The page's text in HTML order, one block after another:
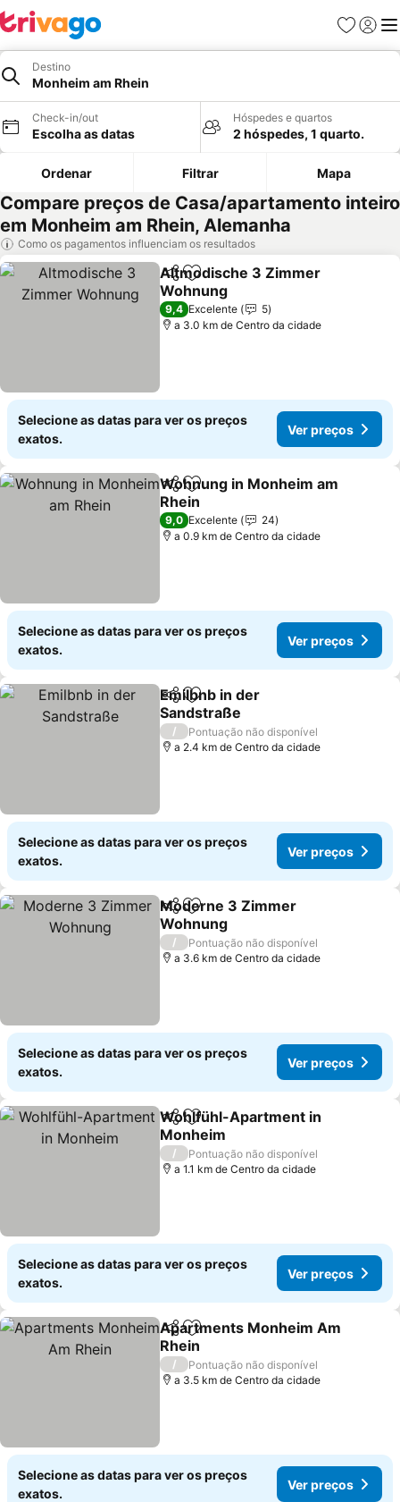
Favoritos
Iniciar
Destino
Monheim am Rhein
Check-in/out
Escolha as datas
Hóspedes e quartos
2 hóspedes, 1 quarto.
Ordenar Filtrar Mapa
Compare preços de Casa/apartamento inteiro
em Monheim am Rhein, Alemanha
Como os pagamentos influenciam os resultados
PartilharAdicionar aos favoritos
Altmodische 3 Zimmer
Wohnung
Ver preços
9,4 Excelente
5
a 3.0 km de Centro da cidade
Selecione as datas para ver os preços
exatos.
Ver preços
PartilharAdicionar aos favoritos
Wohnung in Monheim am
Rhein
Ver preços
9,0 Excelente
24
a 0.9 km de Centro da cidade
Selecione as datas para ver os preços
exatos.
Ver preços
PartilharAdicionar aos favoritos
Emilbnb in der
Sandstraße
Ver preços
/
Pontuação não disponível
a 2.4 km de Centro da cidade
Selecione as datas para ver os preços
exatos.
Ver preços
PartilharAdicionar aos favoritos
Moderne 3 Zimmer
Wohnung
Ver preços
/
Pontuação não disponível
a 3.6 km de Centro da cidade
Selecione as datas para ver os preços
exatos.
Ver preços
PartilharAdicionar aos favoritos
Wohlfühl-Apartment in
Monheim
Ver preços
/
Pontuação não disponível
a 1.1 km de Centro da cidade
Selecione as datas para ver os preços
exatos.
Ver preços
PartilharAdicionar aos favoritos
Apartments Monheim Am
Rhein
Ver preços
/
Pontuação não disponível
a 3.5 km de Centro da cidade
Selecione as datas para ver os preços
exatos.
Ver preços